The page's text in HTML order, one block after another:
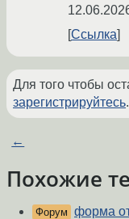
Ссылка
Для того чтобы
зарегистрируйтесь.
←
Похожие
Форум форма